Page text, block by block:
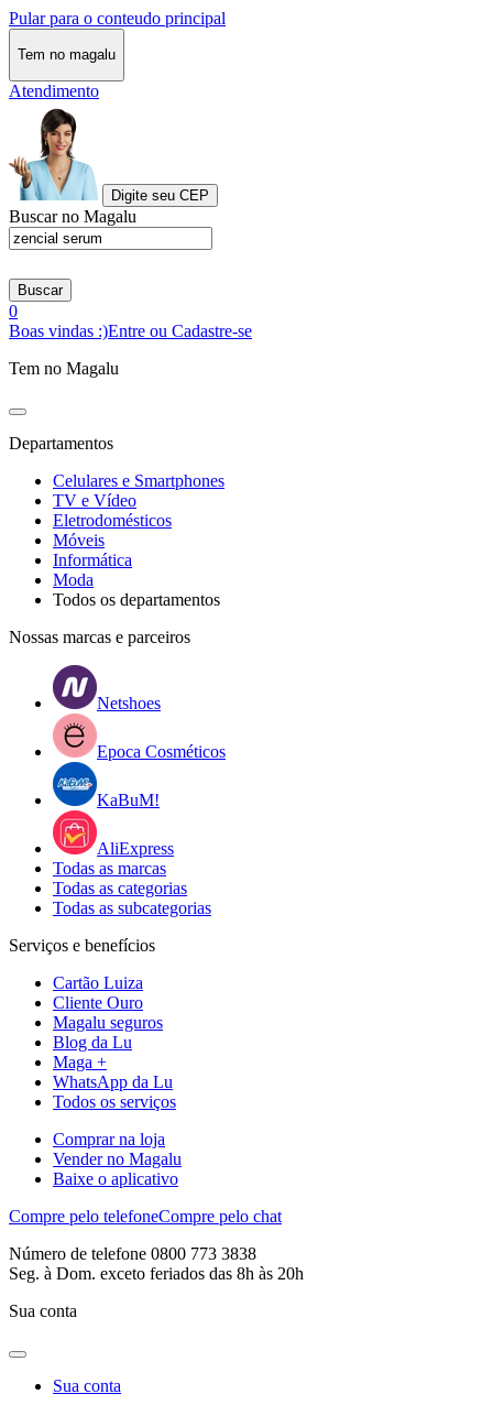
Pular para o conteudo principal
Tem no magalu
Atendimento
Digite seu CEP
Buscar no Magalu
Buscar
0
Boas vindas :)Entre ou Cadastre-se
Tem no Magalu
Departamentos
Celulares e Smartphones
TV e Vídeo
Eletrodomésticos
Móveis
Informática
Moda
Todos os departamentos
Nossas marcas e parceiros
Netshoes
Epoca Cosméticos
KaBuM!
AliExpress
Todas as marcas
Todas as categorias
Todas as subcategorias
Serviços e benefícios
Cartão Luiza
Cliente Ouro
Magalu seguros
Blog da Lu
Maga +
WhatsApp da Lu
Todos os serviços
Comprar na loja
Vender no Magalu
Baixe o aplicativo
Compre pelo telefoneCompre pelo chat
Número de telefone 0800 773 3838
Seg. à Dom. exceto feriados das 8h às 20h
Sua conta
Sua conta